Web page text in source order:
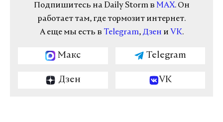
Подпишитесь на Daily Storm в MAX. Он
работает там, где тормозит интернет.
А еще мы есть в Telegram, Дзен и VK.
Макс Telegram
Дзен VK